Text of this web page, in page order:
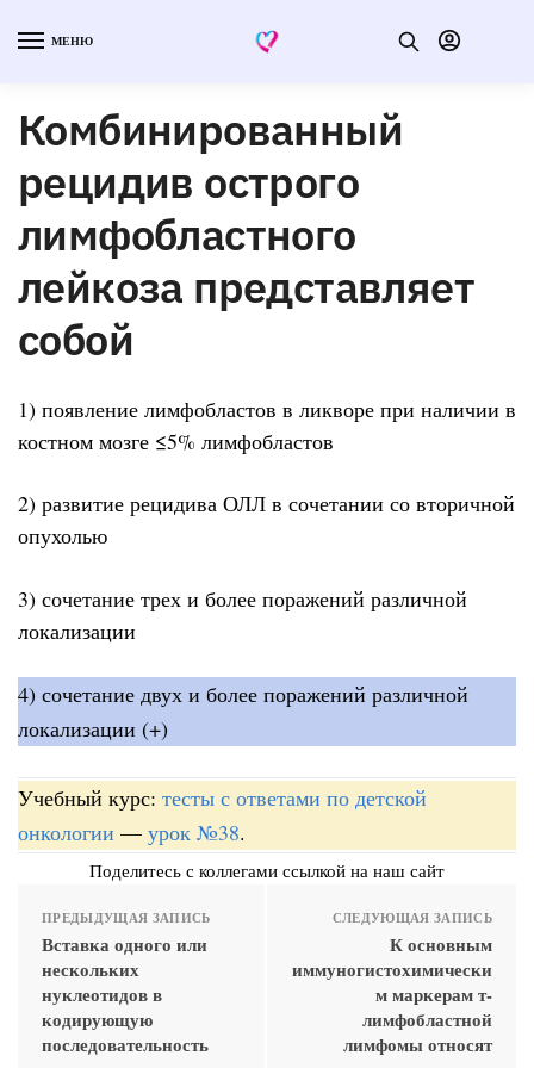
МЕНЮ
Комбинированный
рецидив острого
лимфобластного
лейкоза представляет
собой
1) появление лимфобластов в ликворе при наличии в
костном мозге ≤5% лимфобластов
2) развитие рецидива ОЛЛ в сочетании со вторичной
опухолью
3) сочетание трех и более поражений различной
локализации
4) сочетание двух и более поражений различной
локализации (+)
Учебный курс: тесты с ответами по детской
онкологии — урок №38.
Поделитесь с коллегами ссылкой на наш сайт
ПРЕДЫДУЩАЯ ЗАПИСЬ
Вставка одного или
нескольких
нуклеотидов в
кодирующую
последовательность
СЛЕДУЮЩАЯ ЗАПИСЬ
К основным
иммуногистохимически
м маркерам т-
лимфобластной
лимфомы относят